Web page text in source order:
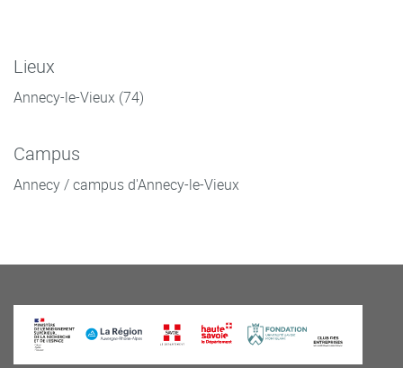
Lieux
Annecy-le-Vieux (74)
Campus
Annecy / campus d'Annecy-le-Vieux